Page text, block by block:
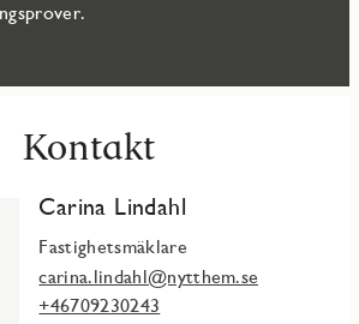
Kontakt
Carina Lindahl
Fastighetsmäklare
carina.lindahl@nytthem.se
+46709230243